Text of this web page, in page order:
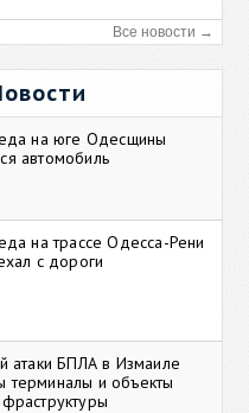
Все новости →
на юге Одесщины
автомобиль
на трассе Одесса-Рени
с дороги
атаки БПЛА в Измаиле
терминалы и объекты